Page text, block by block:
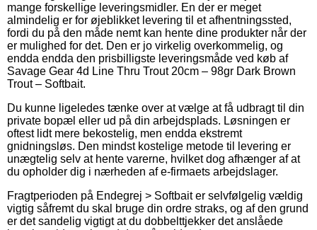
mange forskellige leveringsmidler. En der er meget
almindelig er for øjeblikket levering til et afhentningssted,
fordi du på den måde nemt kan hente dine produkter når der
er mulighed for det. Den er jo virkelig overkommelig, og
endda endda den prisbilligste leveringsmåde ved køb af
Savage Gear 4d Line Thru Trout 20cm – 98gr Dark Brown
Trout – Softbait.
Du kunne ligeledes tænke over at vælge at få udbragt til din
private bopæl eller ud på din arbejdsplads. Løsningen er
oftest lidt mere bekostelig, men endda ekstremt
gnidningsløs. Den mindst kostelige metode til levering er
unægtelig selv at hente varerne, hvilket dog afhænger af at
du opholder dig i nærheden af e-firmaets arbejdslager.
Fragtperioden på Endegrej > Softbait er selvfølgelig vældig
vigtig såfremt du skal bruge din ordre straks, og af den grund
er det sandelig vigtigt at du dobbelttjekker det anslåede